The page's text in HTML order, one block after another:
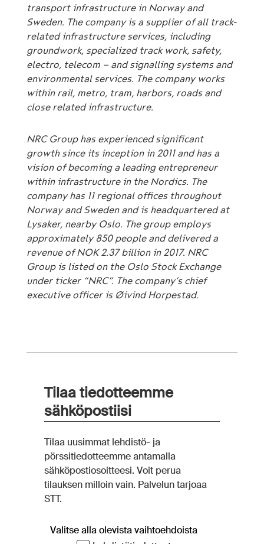
transport infrastructure in Norway and
Sweden. The company is a supplier of all track-
related infrastructure services, including
groundwork, specialized track work, safety,
electro, telecom – and signalling systems and
environmental services. The company works
within rail, metro, tram, harbors, roads and
close related infrastructure.
NRC Group has experienced significant
growth since its inception in 2011 and has a
vision of becoming a leading entrepreneur
within infrastructure in the Nordics. The
company has 11 regional offices throughout
Norway and Sweden and is headquartered at
Lysaker, nearby Oslo. The group employs
approximately 850 people and delivered a
revenue of NOK 2.37 billion in 2017. NRC
Group is listed on the Oslo Stock Exchange
under ticker “NRC”. The company’s chief
executive officer is Øivind Horpestad.